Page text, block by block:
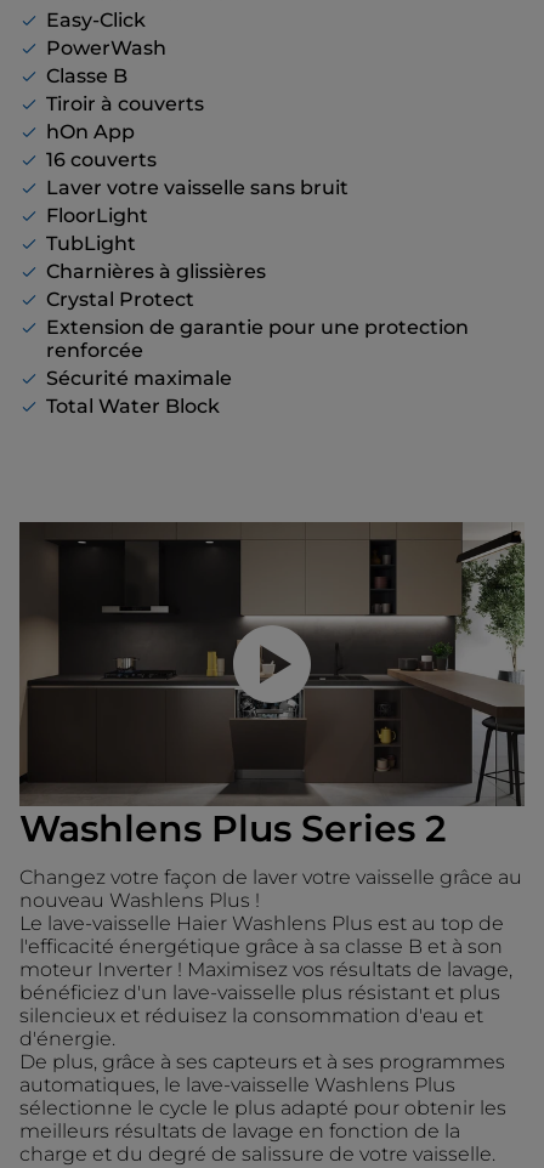
Easy-Click
PowerWash
Classe B
Tiroir à couverts
hOn App
16 couverts
Laver votre vaisselle sans bruit
FloorLight
TubLight
Charnières à glissières
Crystal Protect
Extension de garantie pour une protection
renforcée
Sécurité maximale
Total Water Block
Lancer la vidéo
Washlens Plus Series 2
Changez votre façon de laver votre vaisselle grâce au
nouveau Washlens Plus !
Le lave-vaisselle Haier Washlens Plus est au top de
l'efficacité énergétique grâce à sa classe B et à son
moteur Inverter ! Maximisez vos résultats de lavage,
bénéficiez d'un lave-vaisselle plus résistant et plus
silencieux et réduisez la consommation d'eau et
d'énergie.
De plus, grâce à ses capteurs et à ses programmes
automatiques, le lave-vaisselle Washlens Plus
sélectionne le cycle le plus adapté pour obtenir les
meilleurs résultats de lavage en fonction de la
charge et du degré de salissure de votre vaisselle.